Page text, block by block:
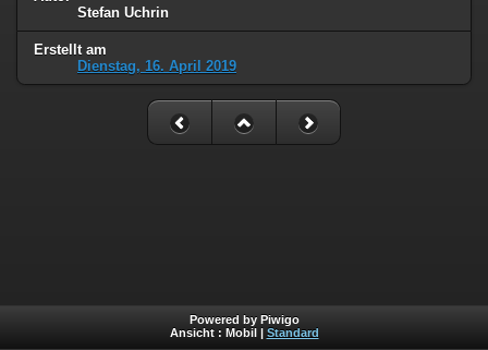
Stefan Uchrin
Erstellt am
Dienstag, 16. April 2019
Powered by Piwigo
Ansicht : Mobil Standard